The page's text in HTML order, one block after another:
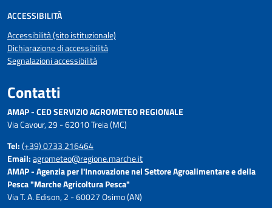
ACCESSIBILITÀ
Accessibilità (sito istituzionale)
Dichiarazione di accessibilità
Segnalazioni accessibilità
Contatti
AMAP - CED SERVIZIO AGROMETEO REGIONALE
Via Cavour, 29 - 62010 Treia (MC)
Tel:(+39) 0733 216464
Email:agrometeo@regione.marche.it
AMAP - Agenzia per l'Innovazione nel Settore Agroalimentare e della
Pesca "Marche Agricoltura Pesca"
Via T. A. Edison, 2 - 60027 Osimo (AN)